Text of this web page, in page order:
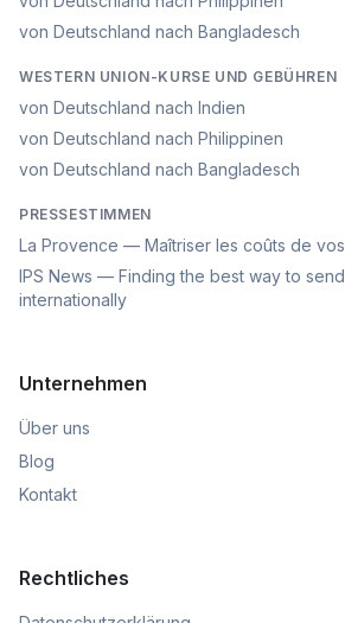
von Deutschland nach Bangladesch
WESTERN UNION-KURSE UND GEBÜHREN
von Deutschland nach Indien
von Deutschland nach Philippinen
von Deutschland nach Bangladesch
PRESSESTIMMEN
La Provence — Maîtriser les coûts de
IPS News — Finding the best way to
internationally
Unternehmen
Über uns
Blog
Kontakt
Rechtliches